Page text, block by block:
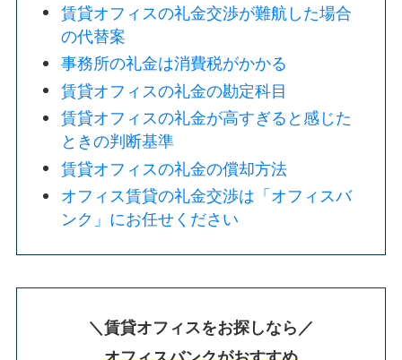
賃貸オフィスの礼金交渉が難航した場合
の代替案
事務所の礼金は消費税がかかる
賃貸オフィスの礼金の勘定科目
賃貸オフィスの礼金が高すぎると感じた
ときの判断基準
賃貸オフィスの礼金の償却方法
オフィス賃貸の礼金交渉は「オフィスバ
ンク」にお任せください
＼賃貸オフィスをお探しなら／